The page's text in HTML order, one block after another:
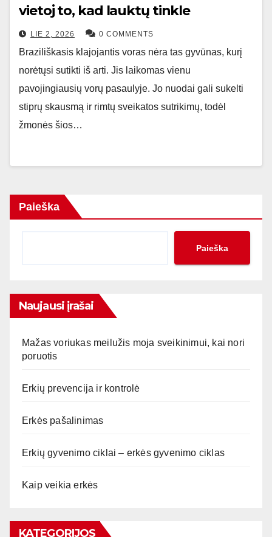
vietoj to, kad lauktų tinkle
LIE 2, 2026 0 COMMENTS
Braziliškasis klajojantis voras nėra tas gyvūnas, kurį
norėtųsi sutikti iš arti. Jis laikomas vienu
pavojingiausių vorų pasaulyje. Jo nuodai gali sukelti
stiprų skausmą ir rimtų sveikatos sutrikimų, todėl
žmonės šios…
Paieška
Paieška
Naujausi įrašai
Mažas voriukas meilužis moja sveikinimui, kai nori
poruotis
Erkių prevencija ir kontrolė
Erkės pašalinimas
Erkių gyvenimo ciklai – erkės gyvenimo ciklas
Kaip veikia erkės
KATEGORIJOS